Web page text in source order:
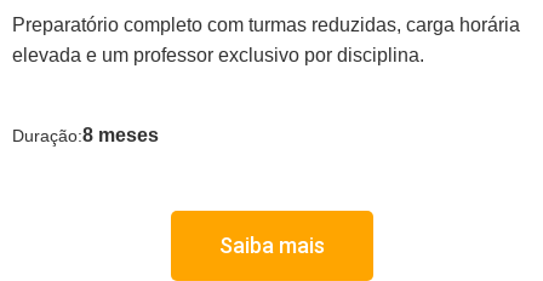
Preparatório completo com turmas reduzidas, carga horária
elevada e um professor exclusivo por disciplina.
Duração:8 meses
Saiba mais